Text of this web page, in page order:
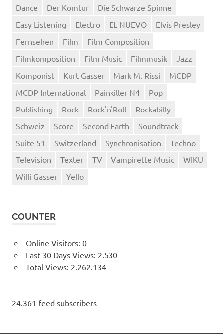
Dance
Der Komtur
Die Schwarze Spinne
Easy Listening
Electro EL NUEVO
Elvis Presley
Fernsehen
Film
Film Composition
Filmkomposition
Film Music Filmmusik
Jazz
Komponist
Kurt Gasser Mark M. Rissi
MCDP
MCDP International
Painkiller N4
Pop
Publishing
Rock Rock'n'Roll
Rockabilly
Schweiz
Score Second Earth
Soundtrack
Suite 51
Switzerland Synchronisation
Techno
Television
Texter TV Vampirette Music
WIKU
Willi Gasser
Yello
COUNTER
Online Visitors: 0
Last 30 Days Views: 2.530
Total Views: 2.262.134
24.361 feed subscribers